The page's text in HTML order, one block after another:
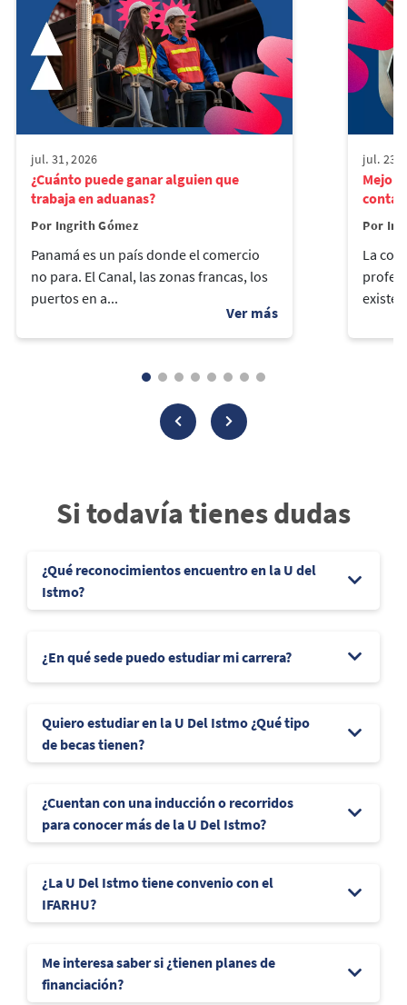
jul. 31, 2026
¿Cuánto puede ganar alguien que
trabaja en aduanas?
Por Ingrith Gómez
Panamá es un país donde el comercio
no para. El Canal, las zonas francas, los
puertos en a...
jul. 23,
Por
La
Si todavía tienes dudas
¿Qué reconocimientos encuentro en la U del
Istmo?
¿En qué sede puedo estudiar mi carrera?
Quiero estudiar en la U Del Istmo ¿Qué tipo
de becas tienen?
¿Cuentan con una inducción o recorridos
para conocer más de la U Del Istmo?
¿La U Del Istmo tiene convenio con el
IFARHU?
Me interesa saber si ¿tienen planes de
financiación?